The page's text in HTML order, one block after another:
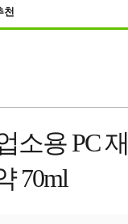
천
소용 PC
70ml